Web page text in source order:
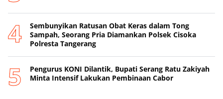
Sembunyikan Ratusan Obat Keras dalam Tong
Sampah, Seorang Pria Diamankan Polsek Cisoka
Polresta Tangerang
Pengurus KONI Dilantik, Bupati Serang Ratu Zakiyah
Minta Intensif Lakukan Pembinaan Cabor